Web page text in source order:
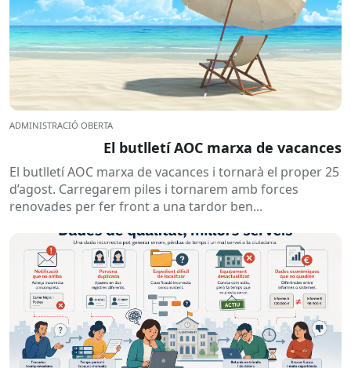
ADMINISTRACIÓ OBERTA
El butlletí AOC marxa de vacances
El butlletí AOC marxa de vacances i tornarà el proper 25
d’agost. Carregarem piles i tornarem amb forces
renovades per fer front a una tardor ben...